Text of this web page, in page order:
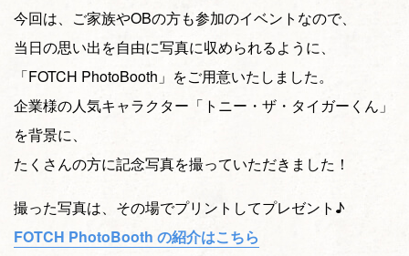
今回は、ご家族やOBの方も参加のイベントなので、
当日の思い出を自由に写真に収められるように、
「FOTCH PhotoBooth」をご用意いたしました。
企業様の人気キャラクター「トニー・ザ・タイガーくん」
を背景に、
たくさんの方に記念写真を撮っていただきました！
撮った写真は、その場でプリントしてプレゼント♪
FOTCH PhotoBooth の紹介はこちら